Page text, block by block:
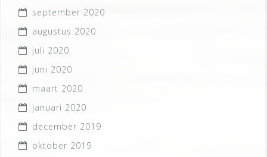
september 2020
augustus 2020
juli 2020
juni 2020
maart 2020
januari 2020
december 2019
oktober 2019